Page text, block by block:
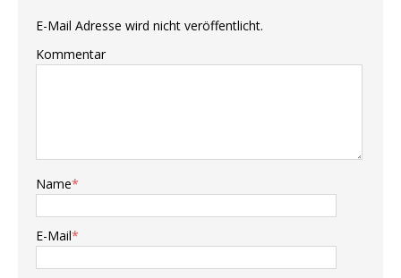
E-Mail Adresse wird nicht veröffentlicht.
Kommentar
Name*
E-Mail*